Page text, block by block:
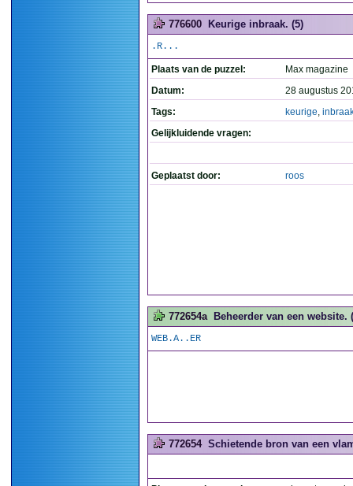
776600 Keurige inbraak. (5)
.R...
Plaats van de puzzel:
Max magazine
Datum:
28 augustus
Tags:
keurige,
Gelijkluidende vragen:
Geplaatst door: roos
772654a Beheerder van een website.
WEB.A..ER
772654 Schietende bron van een